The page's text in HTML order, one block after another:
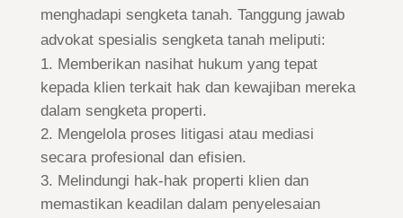
menghadapi sengketa tanah. Tanggung jawab
advokat spesialis sengketa tanah meliputi:
Memberikan nasihat hukum yang tepat
kepada klien terkait hak dan kewajiban mereka
dalam sengketa properti.
Mengelola proses litigasi atau mediasi
secara profesional dan efisien.
Melindungi hak-hak properti klien dan
memastikan keadilan dalam penyelesaian